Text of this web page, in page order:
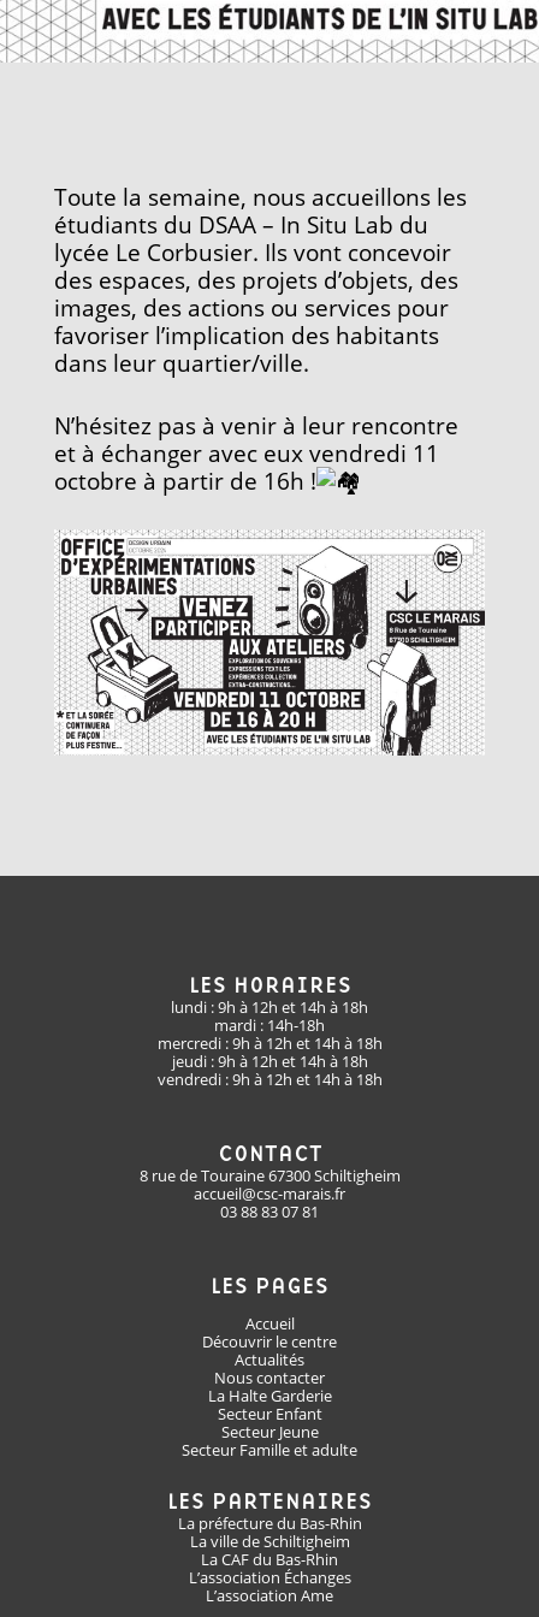
Toute la semaine, nous accueillons les
étudiants du DSAA – In Situ Lab du
lycée Le Corbusier. Ils vont concevoir
des espaces, des projets d’objets, des
images, des actions ou services pour
favoriser l’implication des habitants
dans leur quartier/ville.
N’hésitez pas à venir à leur rencontre
et à échanger avec eux vendredi 11
octobre à partir de 16h !
LES HORAIRES
lundi : 9h à 12h et 14h à 18h
mardi : 14h-18h
mercredi : 9h à 12h et 14h à 18h
jeudi : 9h à 12h et 14h à 18h
vendredi : 9h à 12h et 14h à 18h
CONTACT
8 rue de Touraine 67300 Schiltigheim
accueil@csc-marais.fr
03 88 83 07 81
LES PAGES
Accueil
Découvrir le centre
Actualités
Nous contacter
La Halte Garderie
Secteur Enfant
Secteur Jeune
Secteur Famille et adulte
LES PARTENAIRES
La préfecture du Bas-Rhin
La ville de Schiltigheim
La CAF du Bas-Rhin
L’association Échanges
L’association Ame